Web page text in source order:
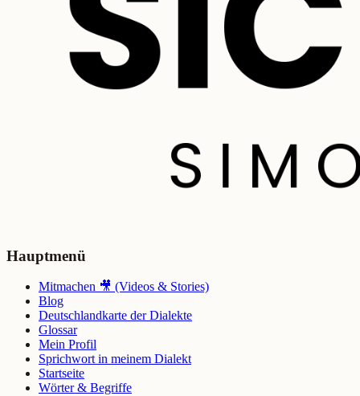
Hauptmenü
Mitmachen 🎥 (Videos & Stories)
Blog
Deutschlandkarte der Dialekte
Glossar
Mein Profil
Sprichwort in meinem Dialekt
Startseite
Wörter & Begriffe